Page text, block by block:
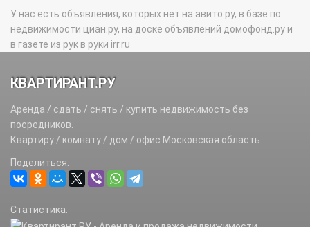
У нас есть объявления, которых нет на авито.ру, в базе по
недвижимости циан.ру, на доске объявлений домофонд.ру и
в газете из рук в руки irr.ru
КВАРТИРАНТ.РУ
Аренда / сдать / снять / купить недвижимость без
посредников.
Квартиру / комнату / дом / офис Московская область
Поделиться:
Статистика: